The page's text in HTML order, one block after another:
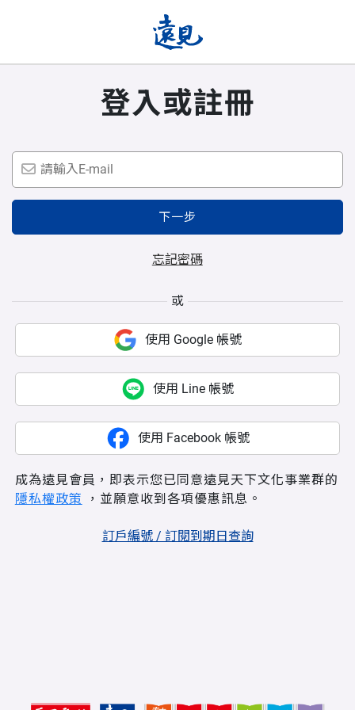
登入或註冊
下一步
忘記密碼
或
使用 Google 帳號
使用 Line 帳號
使用 Facebook 帳號
成為遠見會員，即表示您已同意遠見天下文化事業群的
隱私權政策 ，並願意收到各項優惠訊息。
訂戶編號 / 訂閱到期日查詢